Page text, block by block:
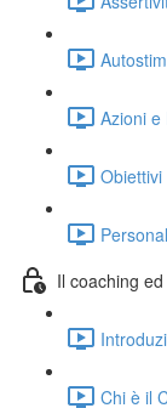
Azioni e
Il coaching
Chi è il